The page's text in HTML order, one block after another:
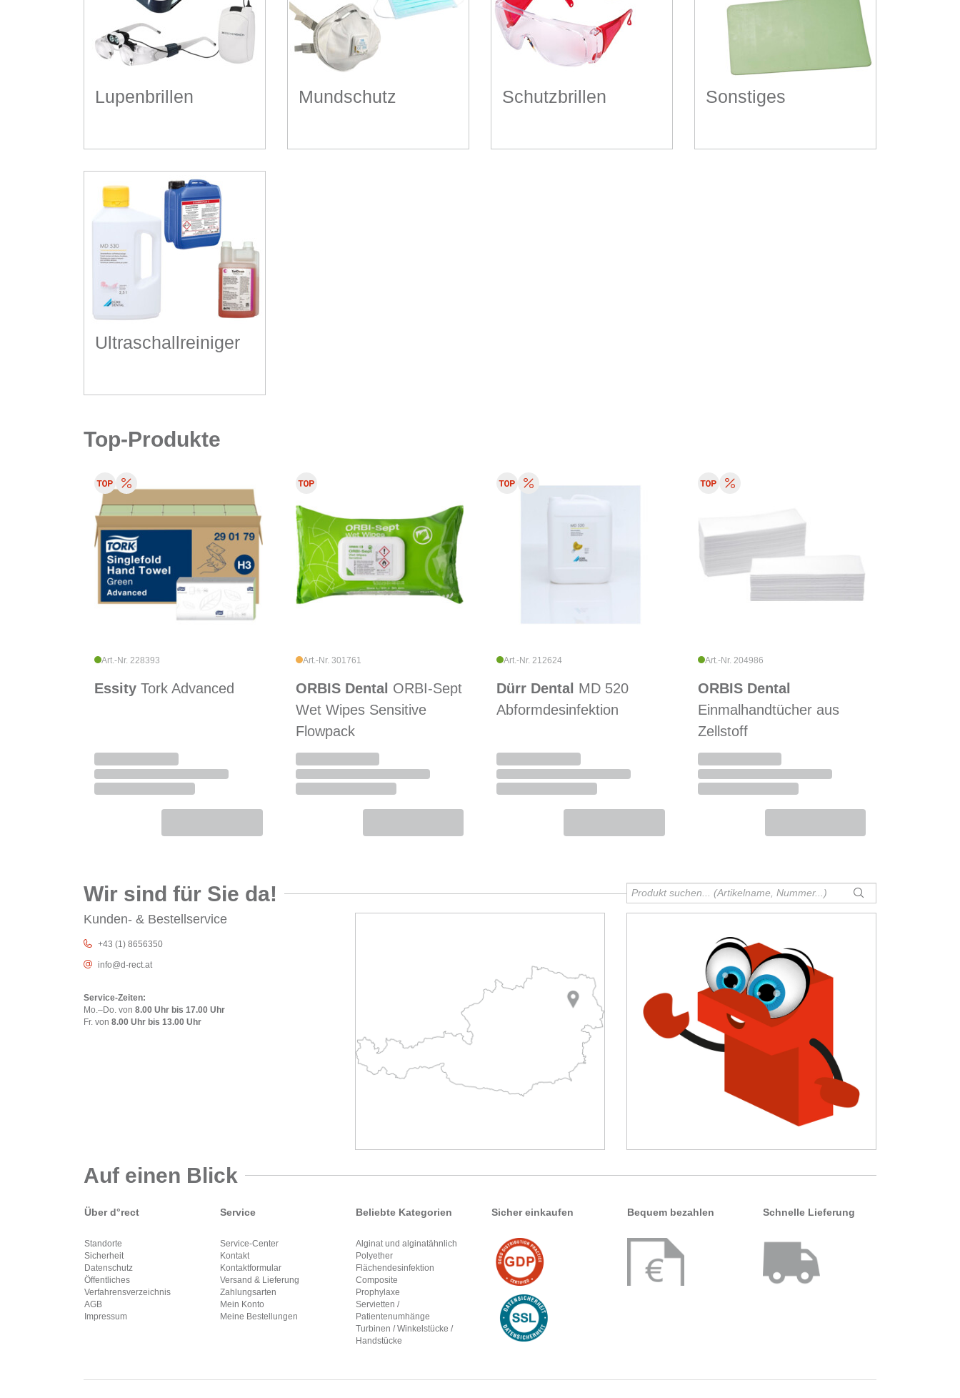
Lupenbrillen Mundschutz Schutzbrillen Sonstiges
Ultraschallreiniger
Top-Produkte
Art.-Nr. 228393
Essity Tork Advanced
Art.-Nr. 301761
ORBIS Dental ORBI-Sept
Wet Wipes Sensitive
Flowpack
Art.-Nr. 212624
Dürr Dental MD 520
Abformdesinfektion
Art.-Nr. 204986
ORBIS Dental
Einmalhandtücher aus
Zellstoff
Wir sind für Sie da!
Kunden- & Bestellservice
+43 (1) 8656350
info@d-rect.at
Service-Zeiten:
Mo.–Do. von 8.00 Uhr bis 17.00 Uhr
Fr. von 8.00 Uhr bis 13.00 Uhr
Auf einen Blick
Über d°rect
Standorte
Sicherheit
Datenschutz
Öffentliches
Verfahrensverzeichnis
AGB
Impressum
Service
Service-Center
Kontakt
Kontaktformular
Versand & Lieferung
Zahlungsarten
Mein Konto
Meine Bestellungen
Beliebte Kategorien
Alginat und alginatähnlich
Polyether
Flächendesinfektion
Composite
Prophylaxe
Servietten /
Patientenumhänge
Turbinen / Winkelstücke /
Handstücke
Sicher einkaufen Bequem bezahlen Schnelle Lieferung